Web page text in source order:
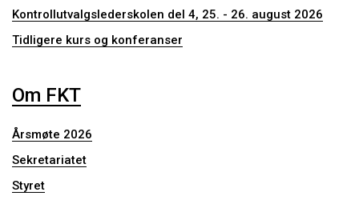
Kontrollutvalgslederskolen del 4, 25. - 26. august 2026
Tidligere kurs og konferanser
Om FKT
Årsmøte 2026
Sekretariatet
Styret